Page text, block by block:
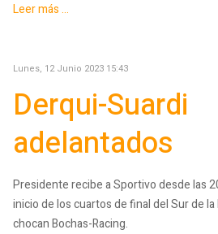
Leer más ...
Lunes, 12 Junio 2023 15:43
Derqui-Suardi
adelantados
Presidente recibe a Sportivo desde las
inicio de los cuartos de final del Sur de la
chocan Bochas-Racing.